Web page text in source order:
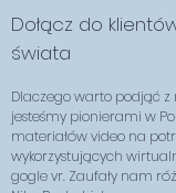
​Dołącz do
świata
Dlaczego warto podjąć z
jesteśmy pionierami w
materiałów video na
wykorzystujących
gogle vr. Zaufały nam